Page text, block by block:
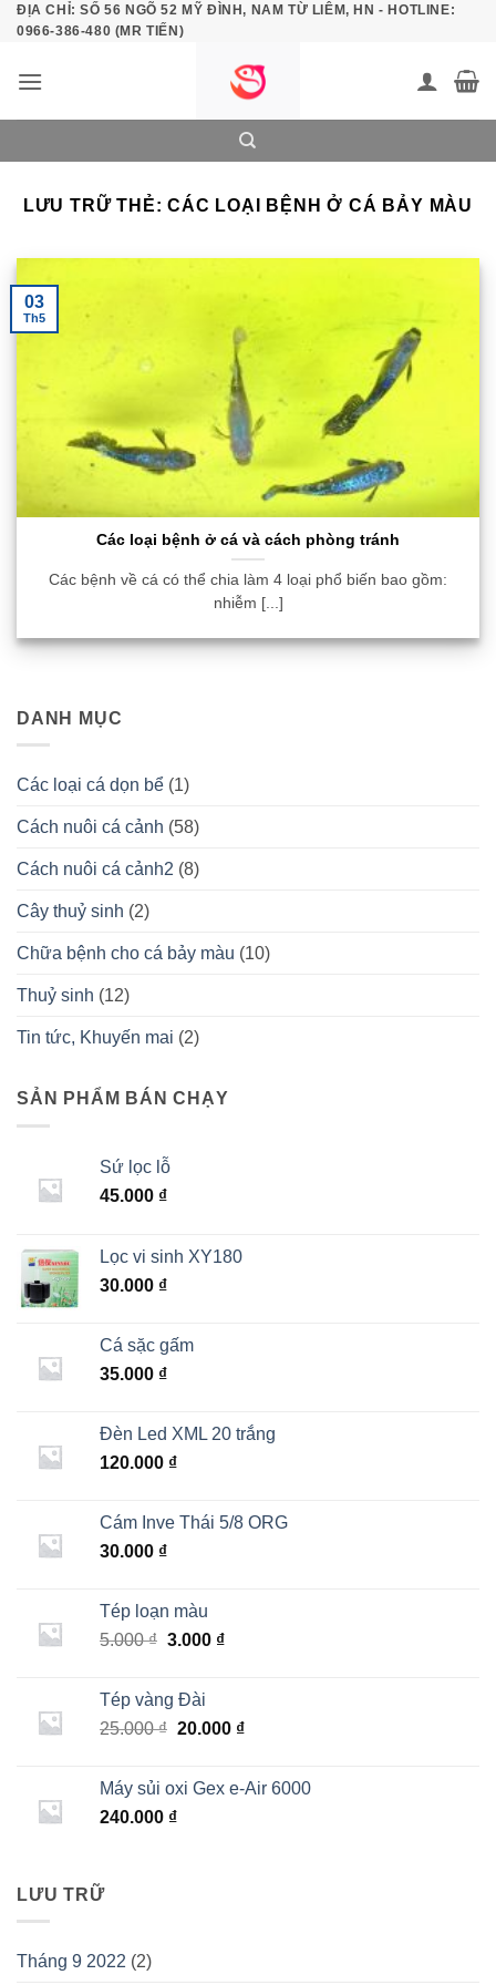
Bỏ
qua
dung
ĐỊA CHỈ: SỐ 56 NGÕ 52 MỸ ĐÌNH, NAM TỪ LIÊM, HN - HOTLINE:
0966-386-480 (MR TIẾN)
LƯU TRỮ THẺ:CÁC LOẠI BỆNH Ở CÁ BẢY MÀU
DANH MỤC
Các loại cá dọn bể (1)
Cách nuôi cá cảnh (58)
Cách nuôi cá cảnh2 (8)
Cây thuỷ sinh (2)
Chữa bệnh cho cá bảy màu (10)
Thuỷ sinh (12)
Tin tức, Khuyến mai (2)
SẢN PHẨM BÁN CHẠY
Sứ lọc lỗ
45.000 ₫
Lọc vi sinh XY180
30.000 ₫
Cá sặc gấm
35.000 ₫
Đèn Led XML 20 trắng
120.000 ₫
Cám Inve Thái 5/8 ORG
30.000 ₫
Tép loạn màu
5.000₫ Giá
5.000 ₫.
3.000 ₫Giá
3.000 ₫.
Tép vàng Đài
25.000₫ Giá
25.000 ₫.
20.000 ₫Giá
là:
Máy sủi oxi Gex e-Air 6000
240.000 ₫
LƯU TRỮ
Tháng 9 2022 (2)
Các loại bệnh ở cá và cách phòng tránh
Các bệnh về cá có thể chia làm 4 loại phổ biến bao gồm:
nhiễm [...]
03
Th5